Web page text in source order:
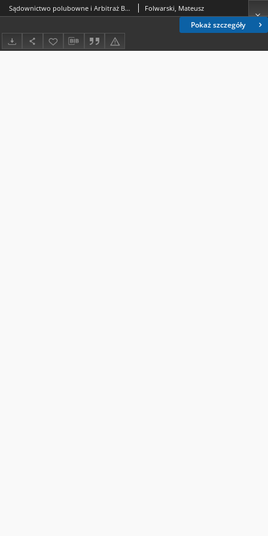
Pokaż szczegóły
Sądownictwo polubowne i Arbitraż Bankowy jako organy pomagające konsumentowi na rynku usług finansowych Folwarski, Mateusz